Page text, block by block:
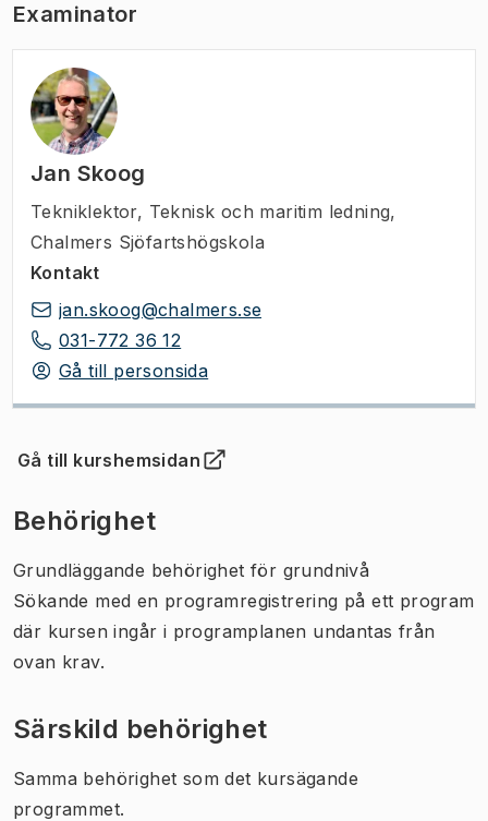
Examinator
Jan Skoog
Tekniklektor, Teknisk och maritim ledning,
Chalmers Sjöfartshögskola
Kontakt
jan.skoog@chalmers.se
031-772 36 12
Gå till personsida
Gå till kurshemsidan
(Öppnas i ny flik)
Behörighet
Grundläggande behörighet för grundnivå
Sökande med en programregistrering på ett program
där kursen ingår i programplanen undantas från
ovan krav.
Särskild behörighet
Samma behörighet som det kursägande
programmet.